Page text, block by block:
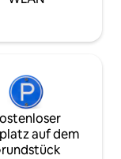
auf dem